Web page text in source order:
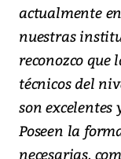
actualmente
nuestras
reconozco
técnicos del
son excelentes
Poseen la
necesarias,